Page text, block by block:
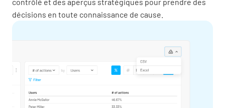
décisions en toute connaissance de cause.